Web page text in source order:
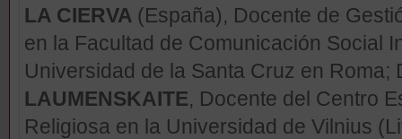
LA CIERVA (España), Docente de
en la Facultad de Comunicación Social
Universidad de la Santa Cruz en Roma;
LAUMENSKAITE, Docente del Centro
Religiosa en la Universidad de Vilnius